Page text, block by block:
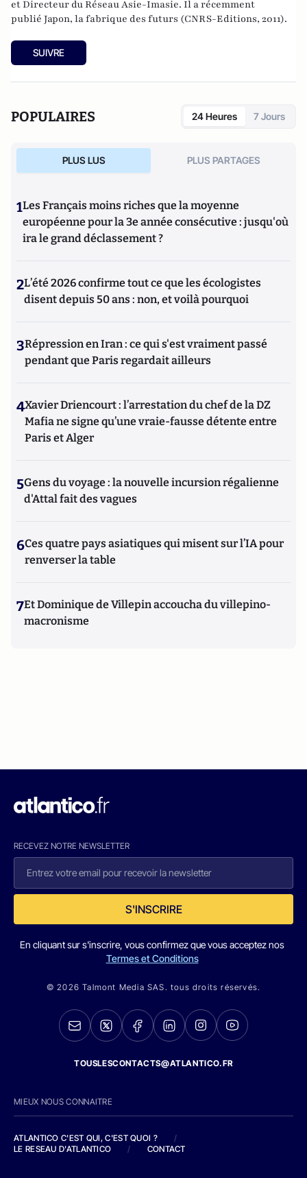
et Directeur du Réseau Asie-Imasie. Il a récemment
publié Japon, la fabrique des futurs (CNRS-Editions, 2011).
SUIVRE
POPULAIRES 24 Heures 7 Jours
PLUS LUS PLUS PARTAGES
1Les Français moins riches que la moyenne
européenne pour la 3e année consécutive : jusqu'où
ira le grand déclassement ?
2L’été 2026 confirme tout ce que les écologistes
disent depuis 50 ans : non, et voilà pourquoi
3Répression en Iran : ce qui s'est vraiment passé
pendant que Paris regardait ailleurs
4Xavier Driencourt : l’arrestation du chef de la DZ
Mafia ne signe qu’une vraie-fausse détente entre
Paris et Alger
5Gens du voyage : la nouvelle incursion régalienne
d'Attal fait des vagues
6Ces quatre pays asiatiques qui misent sur l’IA pour
renverser la table
7Et Dominique de Villepin accoucha du villepino-
macronisme
RECEVEZ NOTRE NEWSLETTER
S'INSCRIRE
En cliquant sur s'inscrire, vous confirmez que vous acceptez nos
Termes et Conditions
© 2026 Talmont Media SAS. tous droits réservés.
TOUSLESCONTACTS@ATLANTICO.FR
MIEUX NOUS CONNAITRE
ATLANTICO C'EST QUI, C'EST QUOI ?
/
LE RESEAU D'ATLANTICO
/ CONTACT